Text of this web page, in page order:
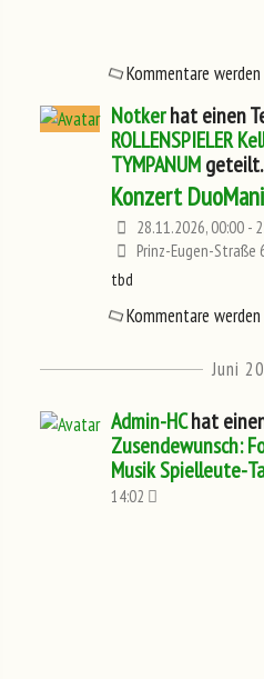
Kommentare werden
Notkerhat einen
ROLLENSPIELER
TYMPANUMgeteilt.
Konzert
28.11.2026, 00:00 -
Prinz-Eugen-Straße
tbd
Kommentare werden
Juni
Admin-HChat
Zusendewunsch:
Musik Spielleute-
14:02